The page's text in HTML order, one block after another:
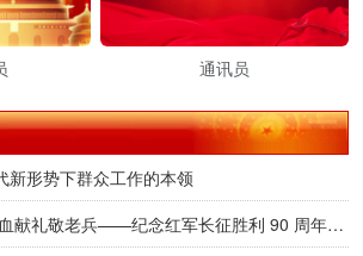
通讯员
新形势下群众工作的本领
八一军旗别样红 热血献礼敬老兵——纪念红军长征胜利 90 周年暨慰问军休干部座谈在津举行